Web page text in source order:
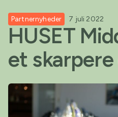
Partnernyheder 7 juli 2022
HUSET
et